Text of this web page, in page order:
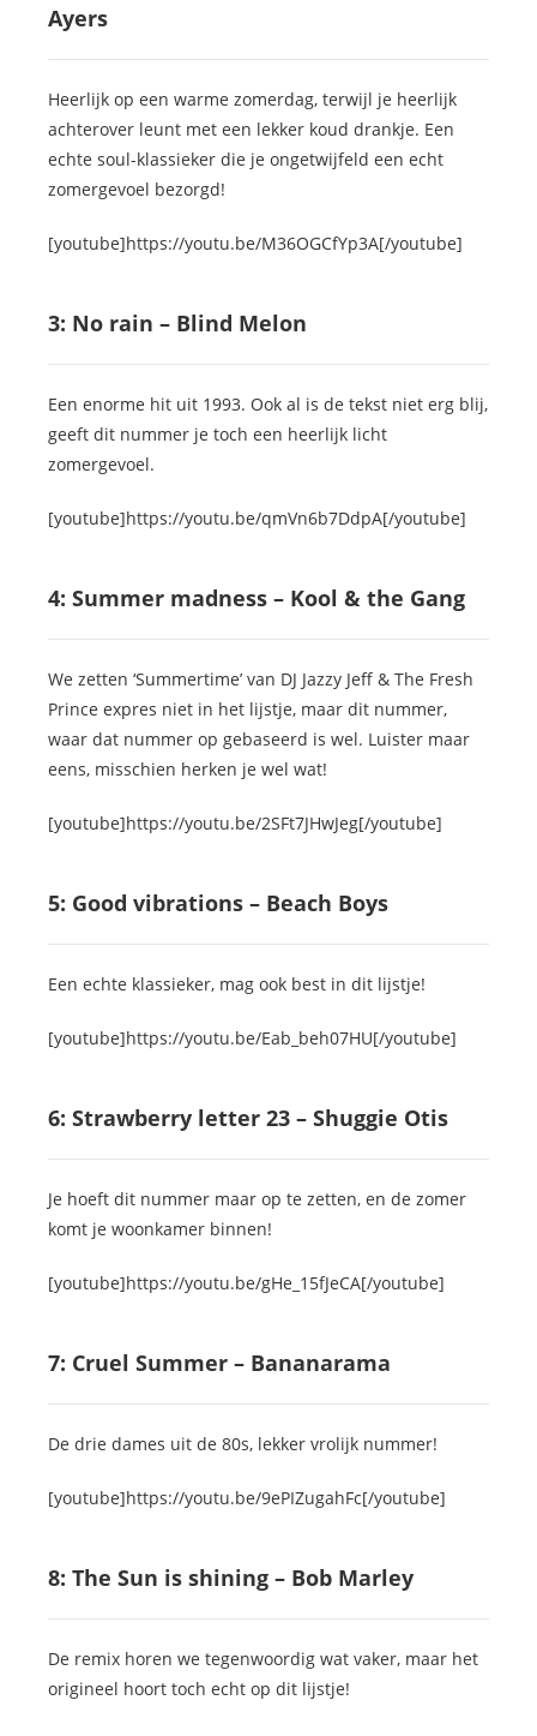
Ayers
Heerlijk op een warme zomerdag, terwijl je heerlijk
achterover leunt met een lekker koud drankje. Een
echte soul-klassieker die je ongetwijfeld een echt
zomergevoel bezorgd!
[youtube]https://youtu.be/M36OGCfYp3A[/youtube]
3: No rain – Blind Melon
Een enorme hit uit 1993. Ook al is de tekst niet erg blij,
geeft dit nummer je toch een heerlijk licht
zomergevoel.
[youtube]https://youtu.be/qmVn6b7DdpA[/youtube]
4: Summer madness – Kool & the Gang
We zetten ‘Summertime’ van DJ Jazzy Jeff & The Fresh
Prince expres niet in het lijstje, maar dit nummer,
waar dat nummer op gebaseerd is wel. Luister maar
eens, misschien herken je wel wat!
[youtube]https://youtu.be/2SFt7JHwJeg[/youtube]
5: Good vibrations – Beach Boys
Een echte klassieker, mag ook best in dit lijstje!
[youtube]https://youtu.be/Eab_beh07HU[/youtube]
6: Strawberry letter 23 – Shuggie Otis
Je hoeft dit nummer maar op te zetten, en de zomer
komt je woonkamer binnen!
[youtube]https://youtu.be/gHe_15fJeCA[/youtube]
7: Cruel Summer – Bananarama
De drie dames uit de 80s, lekker vrolijk nummer!
[youtube]https://youtu.be/9ePIZugahFc[/youtube]
8: The Sun is shining – Bob Marley
De remix horen we tegenwoordig wat vaker, maar het
origineel hoort toch echt op dit lijstje!